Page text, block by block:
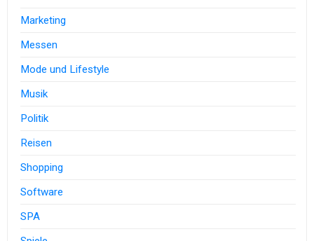
Marketing
Messen
Mode und Lifestyle
Musik
Politik
Reisen
Shopping
Software
SPA